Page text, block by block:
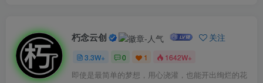
朽念云创 关注
3.3W+ 0 1 1642W+
即使是最简单的梦想，用心浇灌，也能开出绚烂的花